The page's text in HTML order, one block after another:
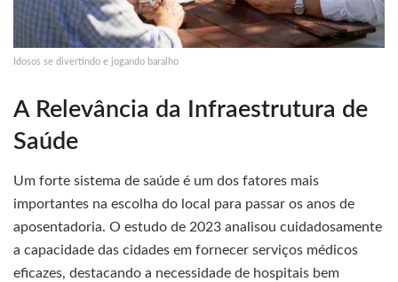
Idosos se divertindo e jogando baralho
A Relevância da Infraestrutura de
Saúde
Um forte sistema de saúde é um dos fatores mais
importantes na escolha do local para passar os anos de
aposentadoria. O estudo de 2023 analisou cuidadosamente
a capacidade das cidades em fornecer serviços médicos
eficazes, destacando a necessidade de hospitais bem